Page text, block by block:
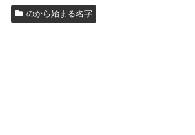
のから始まる名字